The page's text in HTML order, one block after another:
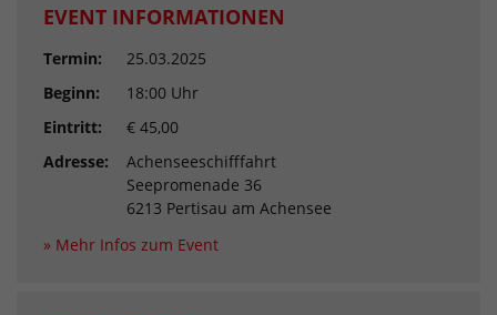
EVENT INFORMATIONEN
Termin:
25.03.2025
Beginn:
18:00 Uhr
Eintritt:
€ 45,00
Adresse:
Achenseeschifffahrt
Seepromenade 36
6213 Pertisau am Achensee
» Mehr Infos zum Event